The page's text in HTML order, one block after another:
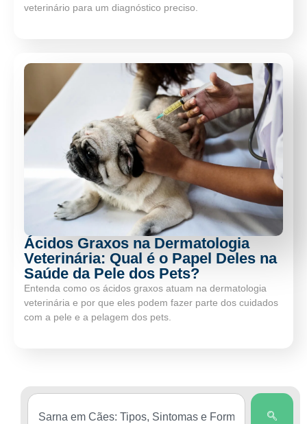
veterinário para um diagnóstico preciso.
Ácidos Graxos na Dermatologia
Veterinária: Qual é o Papel Deles na
Saúde da Pele dos Pets?
Entenda como os ácidos graxos atuam na dermatologia
veterinária e por que eles podem fazer parte dos cuidados
com a pele e a pelagem dos pets.